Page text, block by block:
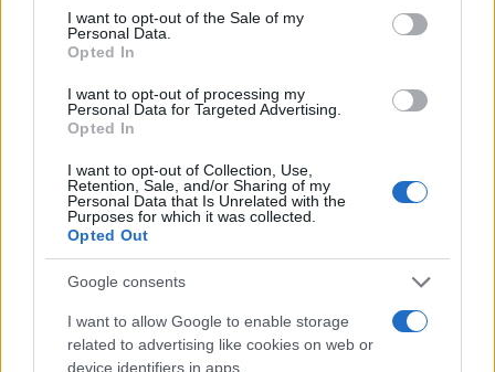
consent section.
I want to opt-out of the Sale of my
Personal Data.
Opted In
I want to opt-out of processing my
Personal Data for Targeted Advertising.
Opted In
I want to opt-out of Collection, Use,
Retention, Sale, and/or Sharing of my
Personal Data that Is Unrelated with the
Purposes for which it was collected.
Opted Out
Google consents
I want to allow Google to enable storage
related to advertising like cookies on web or
device identifiers in apps.
345 356 7512
daGoogle News
Condividi l'articolo
F T PiWS